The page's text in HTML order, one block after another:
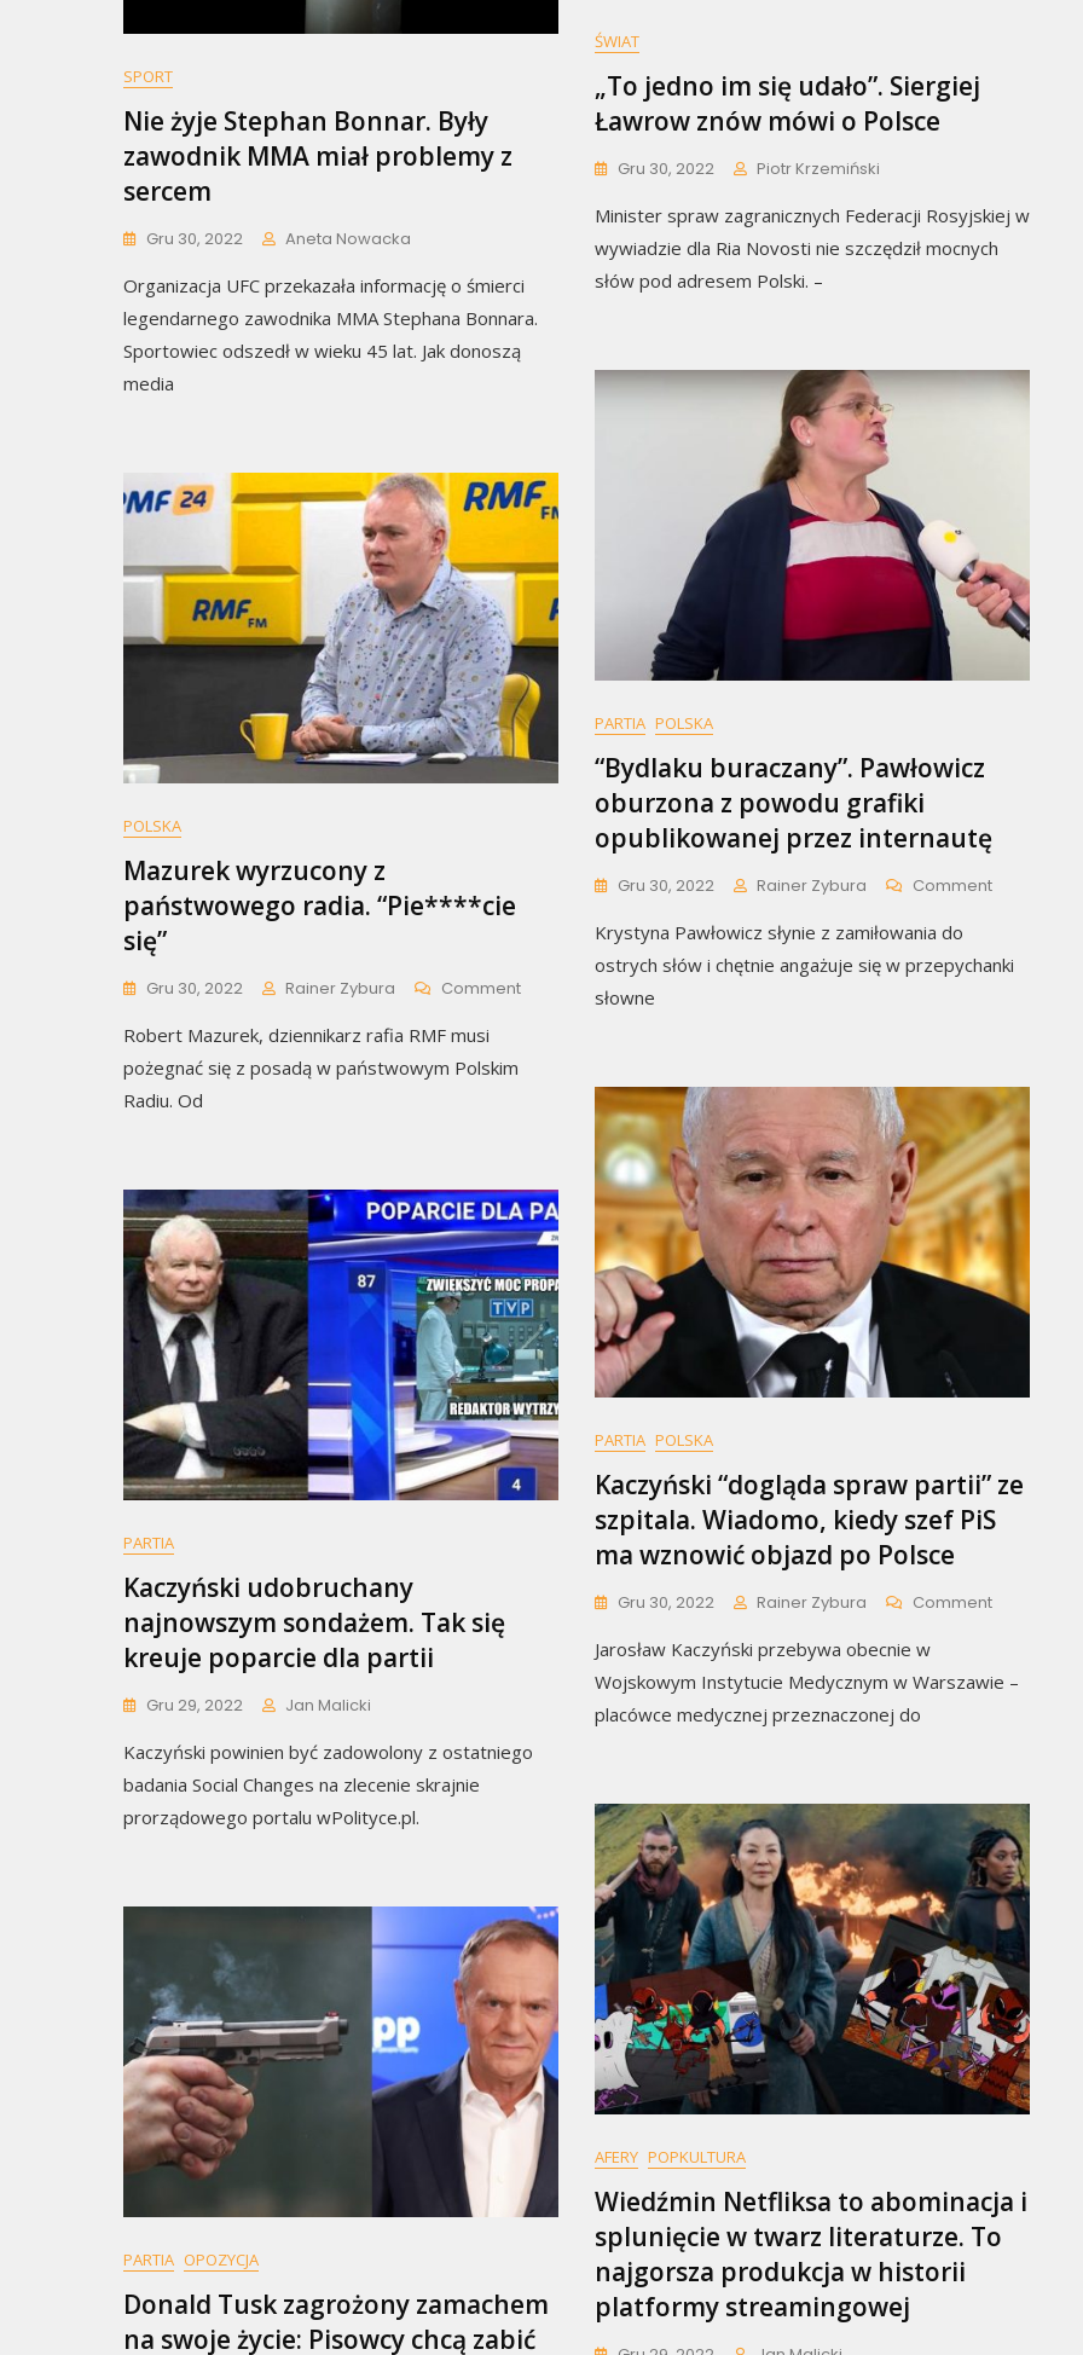
ŚWIAT
„To jedno im się udało”. Siergiej
Ławrow znów mówi o Polsce
Gru 30, 2022 Piotr Krzemiński
Minister spraw zagranicznych Federacji Rosyjskiej w
wywiadzie dla Ria Novosti nie szczędził mocnych
słów pod adresem Polski. –
SPORT
Nie żyje Stephan Bonnar. Były
zawodnik MMA miał problemy z
sercem
Gru 30, 2022 Aneta Nowacka
Organizacja UFC przekazała informację o śmierci
legendarnego zawodnika MMA Stephana Bonnara.
Sportowiec odszedł w wieku 45 lat. Jak donoszą
media
PARTIA POLSKA
“Bydlaku buraczany”. Pawłowicz
oburzona z powodu grafiki
opublikowanej przez internautę
Gru 30, 2022 Rainer Zybura CommentOn
Pawłowicz
Przez
Internautę
Krystyna Pawłowicz słynie z zamiłowania do
ostrych słów i chętnie angażuje się w przepychanki
słowne
POLSKA
Mazurek wyrzucony z
państwowego radia. “Pie****cie
się”
Gru 30, 2022 Rainer Zybura CommentOn
Państwowego
Robert Mazurek, dziennikarz rafia RMF musi
pożegnać się z posadą w państwowym Polskim
Radiu. Od
PARTIA POLSKA
Kaczyński “dogląda spraw partii” ze
szpitala. Wiadomo, kiedy szef PiS
ma wznowić objazd po Polsce
Gru 30, 2022 Rainer Zybura CommentOn
Spraw
Szef
PiS
Ma
Wznowić
Objazd
Polsce
Jarosław Kaczyński przebywa obecnie w
Wojskowym Instytucie Medycznym w Warszawie –
placówce medycznej przeznaczonej do
PARTIA
Kaczyński udobruchany
najnowszym sondażem. Tak się
kreuje poparcie dla partii
Gru 29, 2022 Jan Malicki
Kaczyński powinien być zadowolony z ostatniego
badania Social Changes na zlecenie skrajnie
prorządowego portalu wPolityce.pl.
AFERY POPKULTURA
Wiedźmin Netfliksa to abominacja i
splunięcie w twarz literaturze. To
najgorsza produkcja w historii
platformy streamingowej
PARTIA OPOZYCJA
Donald Tusk zagrożony zamachem
na swoje życie: Pisowcy chcą zabić